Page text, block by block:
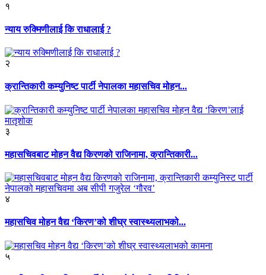
१
न्याय रुक्मिणीलाई कि राधालाई ?
२
क्रान्तिकारी कम्युनिष्ट पार्टी नेपालका महासचिव मोहन...
३
महासचिवबाट मोहन वैद्य किरणको राजिनामा, क्रान्तिकारी...
४
महासचिव मोहन वैद्य ‘किरण’को शीघ्र स्वास्थ्यलाभको...
५